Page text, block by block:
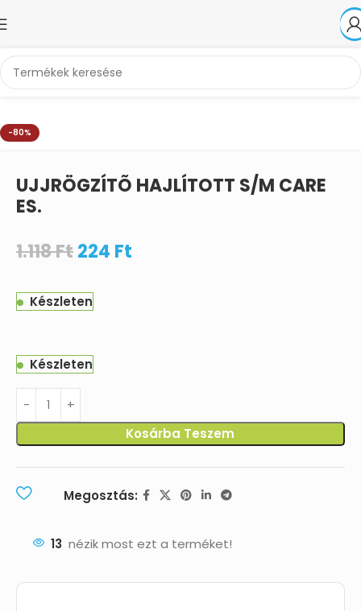
Kezdőlap Akciók
-80%
UJJRÖGZÍTÕ HAJLÍTOTT S/M CARE
ES.
1.118Ft224 Ft
Készleten
Készleten
Kosárba Teszem
Megosztás:
13 nézik most ezt a terméket!